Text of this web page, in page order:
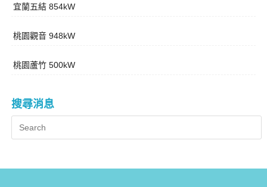
宜蘭五結 854kW
桃園觀音 948kW
桃園蘆竹 500kW
搜尋消息